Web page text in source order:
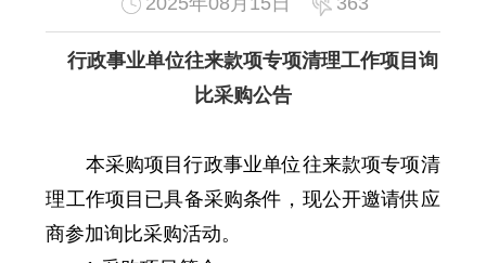
行政事业单位往来款项专项清理工作项目询
比采购公告
本采购项目行政事业单位往来款项专项清
理工作项目已具备采购条件，现公开邀请供应
商参加询比采购活动。